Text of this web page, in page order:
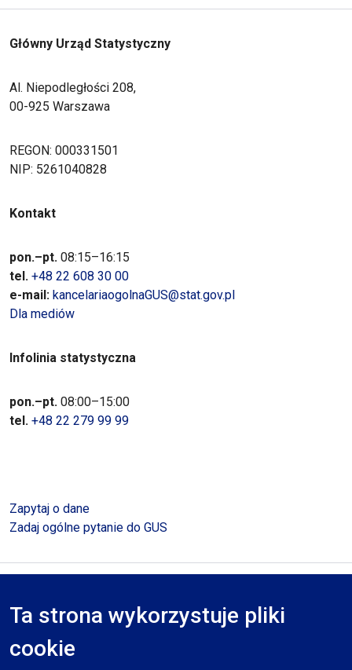
Ta strona wykorzystuje pliki
cookie
Główny Urząd Statystyczny
Al. Niepodległości 208,
00-925 Warszawa
REGON: 000331501
NIP: 5261040828
Kontakt
pon.–pt. 08:15–16:15
tel. +48 22 608 30 00
e-mail: kancelariaogolnaGUS@stat.gov.pl
Dla mediów
Infolinia statystyczna
pon.–pt. 08:00–15:00
tel. +48 22 279 99 99
Zapytaj o dane
Zadaj ogólne pytanie do GUS
RODO